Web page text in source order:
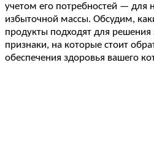
учетом его потребностей — для
избыточной массы. Обсудим,
продукты подходят для
признаки, на которые стоит
обеспечения здоровья вашего